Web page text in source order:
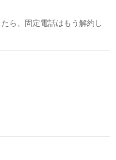
ら、固定電話はもう解約し